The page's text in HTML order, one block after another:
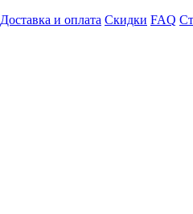
Доставка и оплата Скидки FAQ